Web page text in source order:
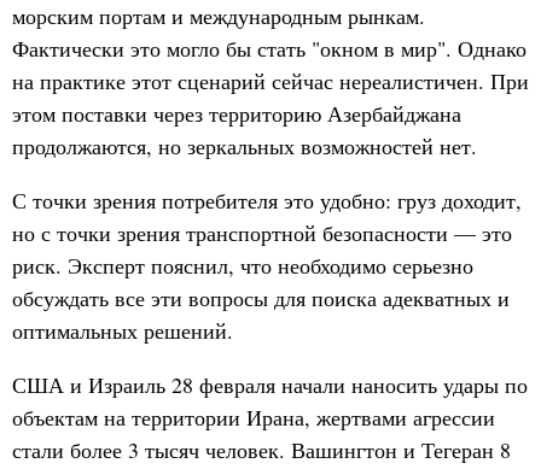
морским портам и международным рынкам.
Фактически это могло бы стать "окном в мир". Однако
на практике этот сценарий сейчас нереалистичен. При
этом поставки через территорию Азербайджана
продолжаются, но зеркальных возможностей нет.
С точки зрения потребителя это удобно: груз доходит,
но с точки зрения транспортной безопасности — это
риск. Эксперт пояснил, что необходимо серьезно
обсуждать все эти вопросы для поиска адекватных и
оптимальных решений.
США и Израиль 28 февраля начали наносить удары по
объектам на территории Ирана, жертвами агрессии
стали более 3 тысяч человек. Вашингтон и Тегеран 8